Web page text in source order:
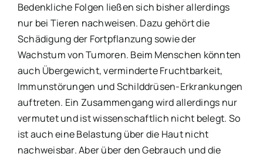
Bedenkliche Folgen ließen sich bisher allerdings
nur bei Tieren nachweisen. Dazu gehört die
Schädigung der Fortpflanzung sowie der
Wachstum von Tumoren. Beim Menschen könnten
auch Übergewicht, verminderte Fruchtbarkeit,
Immunstörungen und Schilddrüsen-Erkrankungen
auftreten. Ein Zusammengang wird allerdings nur
vermutet und ist wissenschaftlich nicht belegt. So
ist auch eine Belastung über die Haut nicht
nachweisbar. Aber über den Gebrauch und die